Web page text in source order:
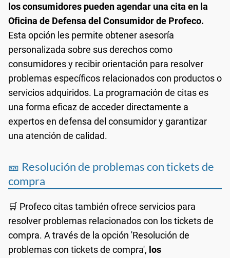
los consumidores pueden agendar una cita en la
Oficina de Defensa del Consumidor de Profeco.
Esta opción les permite obtener asesoría
personalizada sobre sus derechos como
consumidores y recibir orientación para resolver
problemas específicos relacionados con productos o
servicios adquiridos. La programación de citas es
una forma eficaz de acceder directamente a
expertos en defensa del consumidor y garantizar
una atención de calidad.
🎫 Resolución de problemas con tickets de
compra
🛒 Profeco citas también ofrece servicios para
resolver problemas relacionados con los tickets de
compra. A través de la opción 'Resolución de
problemas con tickets de compra', los